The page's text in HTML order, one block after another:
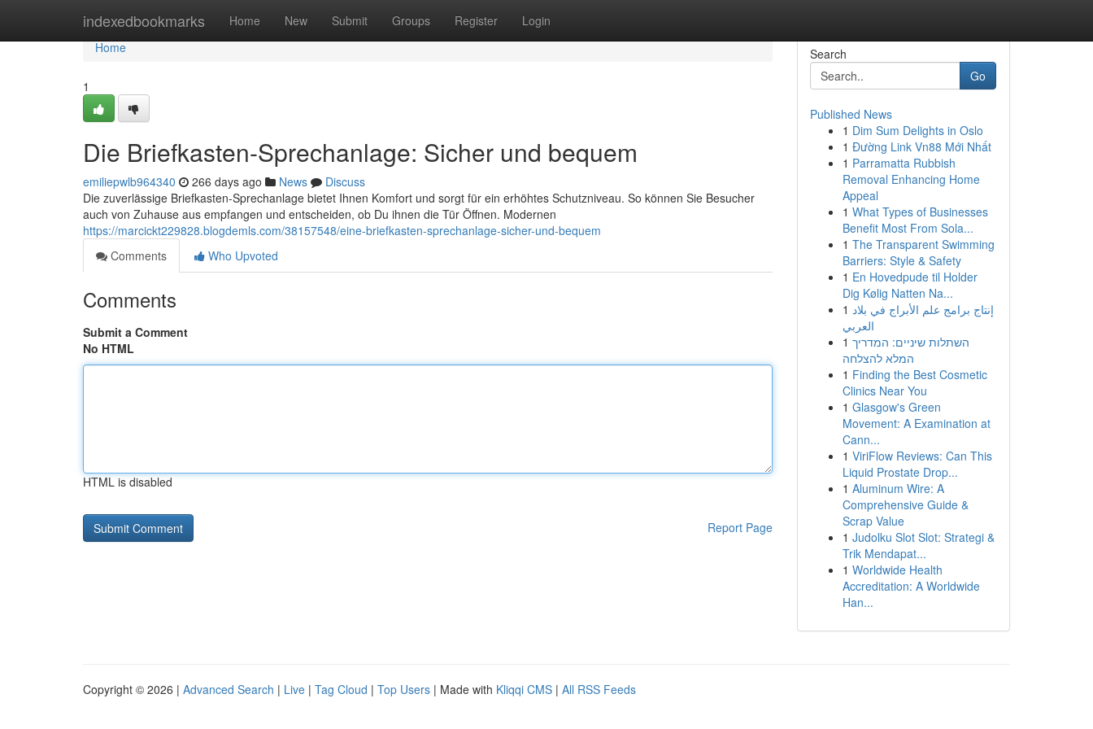
indexedbookmarks Home New Submit Groups Register Login
Home
Home
1
Die Briefkasten-Sprechanlage: Sicher und bequem
emiliepwlb964340 266 days ago News
Discuss
Die zuverlässige Briefkasten-Sprechanlage bietet Ihnen Komfort und sorgt für ein erhöhtes Schutzniveau. So können Sie Besucher
auch von Zuhause aus empfangen und entscheiden, ob Du ihnen die Tür Öffnen. Modernen
https://marcickt229828.blogdemls.com/38157548/eine-briefkasten-sprechanlage-sicher-und-bequem
Comments
Who Upvoted
Comments
Submit a Comment
No HTML
HTML is disabled
Report Page
Search
Go
Published News
1 Dim Sum Delights in Oslo
1 Đường Link Vn88 Mới Nhất
1 Parramatta Rubbish
Removal Enhancing Home
Appeal
1 What Types of Businesses
Benefit Most From Sola...
1 The Transparent Swimming
Barriers: Style & Safety
1 En Hovedpude til Holder
Dig Kølig Natten Na...
1 إنتاج برامج علم الأبراج في بلاد
العربي
1 השתלות שיניים: המדריך
המלא להצלחה
1 Finding the Best Cosmetic
Clinics Near You
1 Glasgow's Green
Movement: A Examination at
Cann...
1 ViriFlow Reviews: Can This
Liquid Prostate Drop...
1 Aluminum Wire: A
Comprehensive Guide &
Scrap Value
1 Judolku Slot Slot: Strategi &
Trik Mendapat...
1 Worldwide Health
Accreditation: A Worldwide
Han...
Copyright © 2026 | Advanced Search | Live | Tag Cloud | Top Users | Made with Kliqqi CMS | All RSS Feeds